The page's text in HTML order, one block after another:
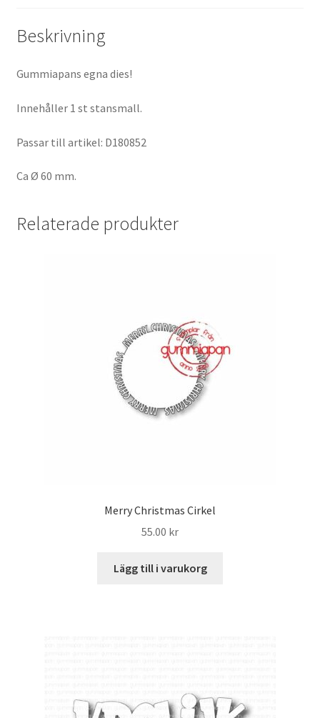
Beskrivning
Gummiapans egna dies!
Innehåller 1 st stansmall.
Passar till artikel: D180852
Ca Ø 60 mm.
Relaterade produkter
Merry Christmas Cirkel
55.00 kr
Lägg till i varukorg